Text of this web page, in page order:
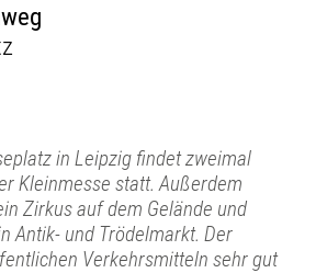
in Leipzig findet zweimal
Kleinmesse statt. Außerdem
Zirkus auf dem Gelände und
Antik- und Trödelmarkt. Der
Verkehrsmitteln sehr gut